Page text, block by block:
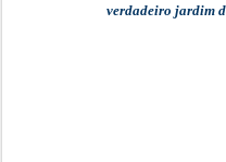
verdadeiro jardim